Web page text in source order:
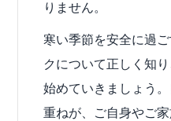
りません。
寒い季節を安全に過
クについて正しく知
始めていきましょう
重ねが、ご自身やご